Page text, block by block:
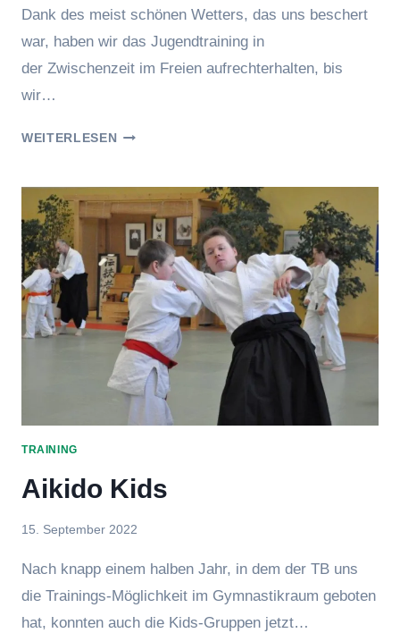
Dank des meist schönen Wetters, das uns beschert
war, haben wir das Jugendtraining in
der Zwischenzeit im Freien aufrechterhalten, bis
wir…
WEITERLESENTRAINING
GRUPPE
TRAINING
Aikido Kids
Von
Sengpiel
15. September 2022
Nach knapp einem halben Jahr, in dem der TB uns
die Trainings-Möglichkeit im Gymnastikraum geboten
hat, konnten auch die Kids-Gruppen jetzt…